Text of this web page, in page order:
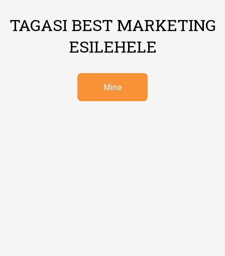
TAGASI BEST MARKETING
ESILEHELE
Mine